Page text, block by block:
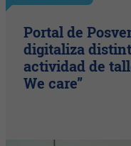
Portal de
digitaliza
actividad de
We care”